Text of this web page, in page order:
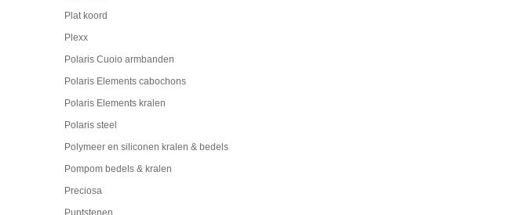
Plat koord
Plexx
Polaris Cuoio armbanden
Polaris Elements cabochons
Polaris Elements kralen
Polaris steel
Polymeer en siliconen kralen & bedels
Pompom bedels & kralen
Preciosa
Puntstenen